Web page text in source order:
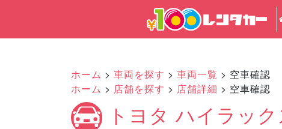
ホーム > 車両を探す > 車両一覧 > 空車確認
ホーム > 店舗を探す > 店舗詳細 > 空車確認
トヨタ ハイラック